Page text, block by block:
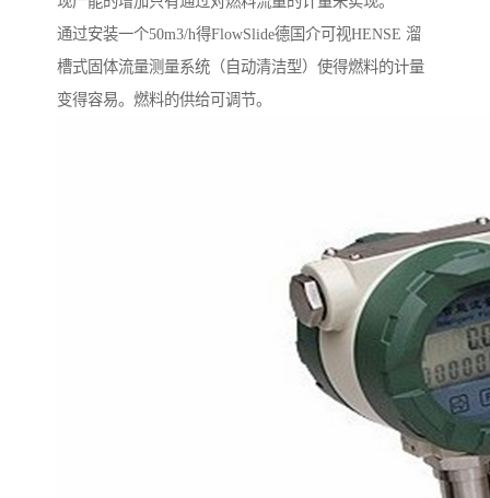
通过安装一个50m3/h得FlowSlide德国介可视HENSE 溜
槽式固体流量测量系统（自动清洁型）使得燃料的计量
变得容易。燃料的供给可调节。